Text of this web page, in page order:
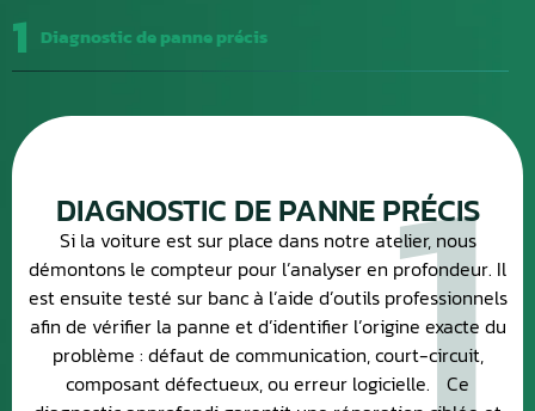
1 Diagnostic de panne précis
DIAGNOSTIC DE PANNE PRÉCIS
Si la voiture est sur place dans notre atelier, nous
démontons le compteur pour l’analyser en profondeur. Il
est ensuite testé sur banc à l’aide d’outils professionnels
afin de vérifier la panne et d’identifier l’origine exacte du
problème : défaut de communication, court-circuit,
composant défectueux, ou erreur logicielle. Ce